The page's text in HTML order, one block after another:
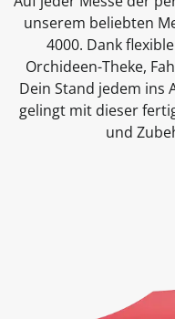
unserem beliebten
4000. Dank
Orchideen-Theke,
Dein Stand jedem ins
gelingt mit dieser
und